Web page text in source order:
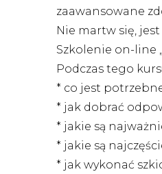
zaawansowane
Nie martw się,
Szkolenie on-line
Podczas tego
* co jest
* jak dobrać
* jakie są
* jakie są
* jak wykonać